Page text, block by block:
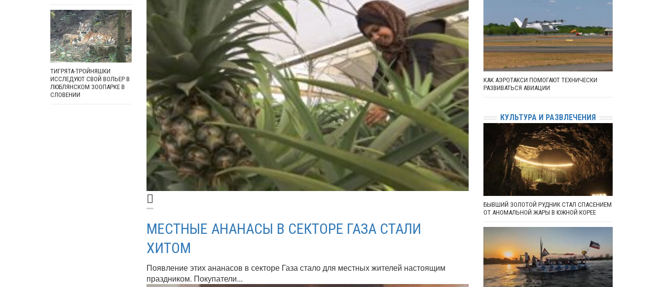
МЕСТНЫЕ АНАНАСЫ В СЕКТОРЕ ГАЗА СТАЛИ
ХИТОМ
Появление этих ананасов в секторе Газа стало для местных жителей настоящим
праздником. Покупатели...
ТИГРЯТА-ТРОЙНЯШКИ
ИССЛЕДУЮТ СВОЙ ВОЛЬЕР В
ЛЮБЛЯНСКОМ ЗООПАРКЕ В
СЛОВЕНИИ
КАК АЭРОТАКСИ ПОМОГАЮТ ТЕХНИЧЕСКИ
РАЗВИВАТЬСЯ АВИАЦИИ
КУЛЬТУРА И РАЗВЛЕЧЕНИЯ
БЫВШИЙ ЗОЛОТОЙ РУДНИК СТАЛ СПАСЕНИЕМ
ОТ АНОМАЛЬНОЙ ЖАРЫ В ЮЖНОЙ КОРЕЕ